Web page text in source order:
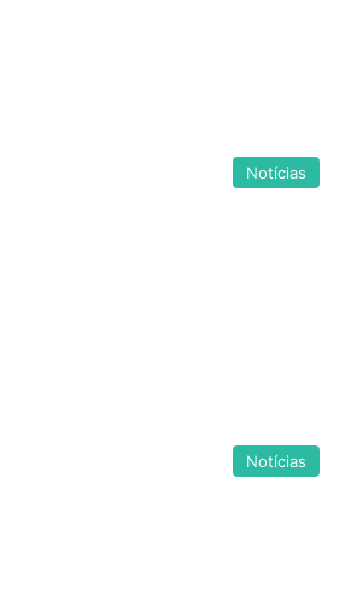
Notícias
Notícias